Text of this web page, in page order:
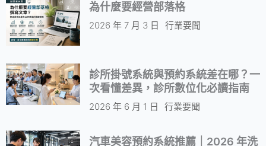
為什麼要經營部落格
2026 年 7 月 3 日 行業要聞
診所掛號系統與預約系統差在哪？一
次看懂差異，診所數位化必讀指南
2026 年 6 月 1 日 行業要聞
汽車美容預約系統推薦｜2026 年洗